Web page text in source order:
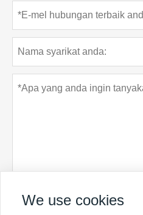
Menyerahkan
We use cookies